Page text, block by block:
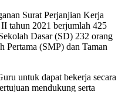
Surat Perjanjian Kerja
tahun 2021 berjumlah 425
Dasar (SD) 232 orang
Pertama (SMP) dan Taman
untuk dapat bekerja secara
mendukung serta